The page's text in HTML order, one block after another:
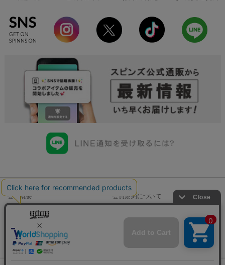
会社概要 会員規約について
店舗一覧
特定商取引法に基づく表示 古物商許可申請番号一覧
お問い合わせ